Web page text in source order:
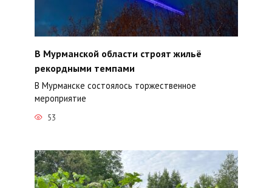
В Мурманской области строят жильё
рекордными темпами
В Мурманске состоялось торжественное
мероприятие
53